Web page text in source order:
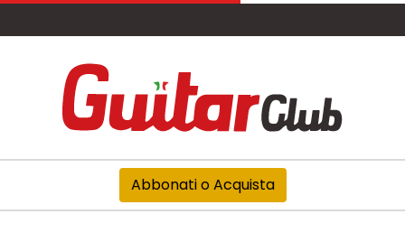
Abbonati o Acquista